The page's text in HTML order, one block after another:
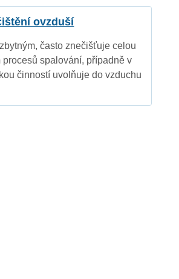
ovzduší
často znečišťuje celou
spalování, případně v
činností uvolňuje do vzduchu